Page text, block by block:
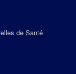
de Santé